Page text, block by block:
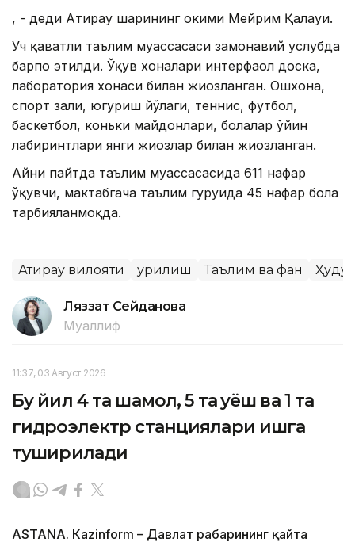
, - деди Атирау шаҳрининг ҳокими Мейрим Қалауи.
Уч қаватли таълим муассасаси замонавий услубда
барпо этилди. Ўқув хоналари интерфаол доска,
лаборатория хонаси билан жиҳозланган. Ошхона,
спорт зали, югуриш йўлаги, теннис, футбол, ​​
баскетбол, ​​коньки майдонлари, болалар ўйин
лабиринтлари янги жиҳозлар билан жиҳозланган.
Айни пайтда таълим муассасасида 611 нафар
ўқувчи, мактабгача таълим гуруҳида 45 нафар бола
тарбияланмоқда.
Атирау вилояти Қурилиш Таълим ва фан
Ляззат Сейданова
Муаллиф
11:37, 03 Август 2026
Бу йил 4 та шамол, 5 та қуёш ва 1 та
гидроэлектр станциялари ишга
туширилади
ASTANА. Кazinform – Давлат раҳбарининг қайта